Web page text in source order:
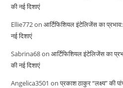
की नई दिशाएं
Ellie772onआर्टिफिशियल इंटेलिजेंस का
नई दिशाएं
Sabrina68onआर्टिफिशियल इंटेलिजेंस का
की नई दिशाएं
Angelica3501 onप्रकाश ठाकुर “लक्ष्य” की